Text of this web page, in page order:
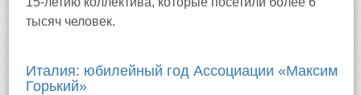
тысяч человек.
Италия: юбилейный год Ассоциации «Максим
Горький»